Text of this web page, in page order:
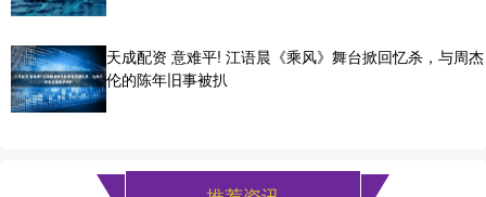
天成配资 意难平! 江语晨《乘风》舞台掀回忆杀，与周杰
伦的陈年旧事被扒